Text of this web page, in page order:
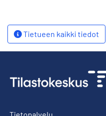
Tietueen kaikki tiedot